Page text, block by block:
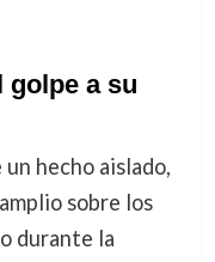
golpe a su
hecho aislado,
sobre los
durante la